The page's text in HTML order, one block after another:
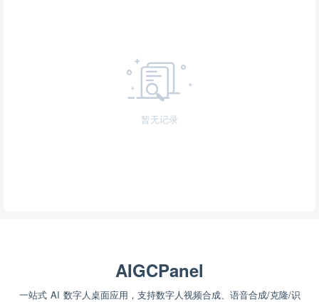
暂无记录
AIGCPanel
一站式 AI 数字人桌面应用，支持数字人视频合成、语音合成/克隆/识